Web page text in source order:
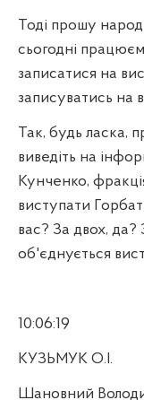
Тоді прошу
сьогодні
записатися на
записуватись на
Так, будь ласка,
виведіть на
Кунченко,
виступати
вас? За двох, да?
об'єднується
10:06:19
КУЗЬМУК О.І.
Шановний